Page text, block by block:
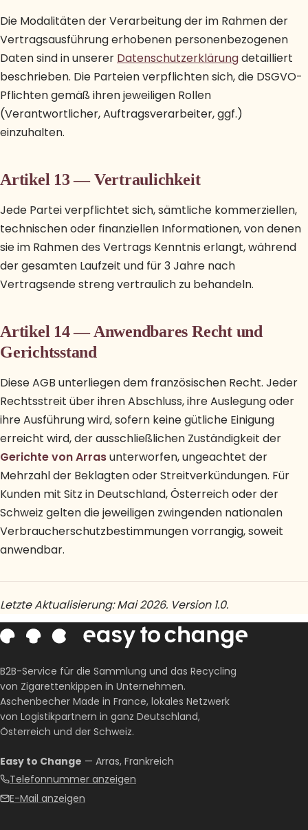
Die Modalitäten der Verarbeitung der im Rahmen der
Vertragsausführung erhobenen personenbezogenen
Daten sind in unserer Datenschutzerklärungdetailliert
beschrieben. Die Parteien verpflichten sich, die DSGVO-
Pflichten gemäß ihren jeweiligen Rollen
(Verantwortlicher, Auftragsverarbeiter, ggf.)
einzuhalten.
Artikel 13 — Vertraulichkeit
Jede Partei verpflichtet sich, sämtliche kommerziellen,
technischen oder finanziellen Informationen, von denen
sie im Rahmen des Vertrags Kenntnis erlangt, während
der gesamten Laufzeit und für 3 Jahre nach
Vertragsende streng vertraulich zu behandeln.
Artikel 14 — Anwendbares Recht und
Gerichtsstand
Diese AGB unterliegen dem französischen Recht. Jeder
Rechtsstreit über ihren Abschluss, ihre Auslegung oder
ihre Ausführung wird, sofern keine gütliche Einigung
erreicht wird, der ausschließlichen Zuständigkeit der
Gerichte von Arrasunterworfen, ungeachtet der
Mehrzahl der Beklagten oder Streitverkündungen. Für
Kunden mit Sitz in Deutschland, Österreich oder der
Schweiz gelten die jeweiligen zwingenden nationalen
Verbraucherschutzbestimmungen vorrangig, soweit
anwendbar.
Letzte Aktualisierung: Mai 2026. Version 1.0.
B2B-Service für die Sammlung und das Recycling
von Zigarettenkippen in Unternehmen.
Aschenbecher Made in France, lokales Netzwerk
von Logistikpartnern in ganz Deutschland,
Österreich und der Schweiz.
Easy to Change — Arras, Frankreich
Telefonnummer anzeigen
E-Mail anzeigen